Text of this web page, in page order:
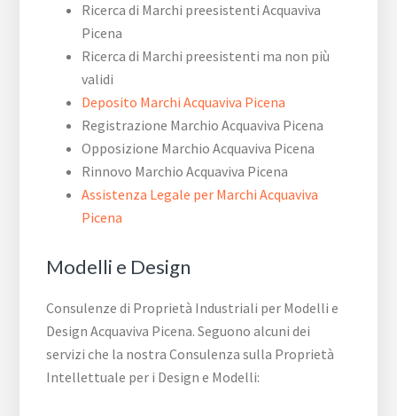
Ricerca di Marchi preesistenti Acquaviva
Picena
Ricerca di Marchi preesistenti ma non più
validi
Deposito Marchi Acquaviva Picena
Registrazione Marchio Acquaviva Picena
Opposizione Marchio Acquaviva Picena
Rinnovo Marchio Acquaviva Picena
Assistenza Legale per Marchi Acquaviva
Picena
Modelli e Design
Consulenze di Proprietà Industriali per Modelli e
Design Acquaviva Picena. Seguono alcuni dei
servizi che la nostra Consulenza sulla Proprietà
Intellettuale per i Design e Modelli: